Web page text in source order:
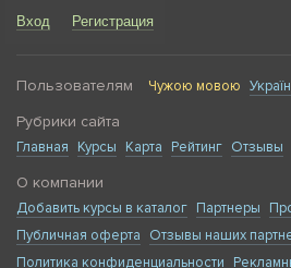
Вход Регистрация
Пользователям Чужою мовою
Рубрики сайта
Главная Курсы Карта Рейтинг Отзывы
О компании
Добавить курсы в каталог Партнеры
Публичная оферта
Отзывы наших
Политика конфиденциальности